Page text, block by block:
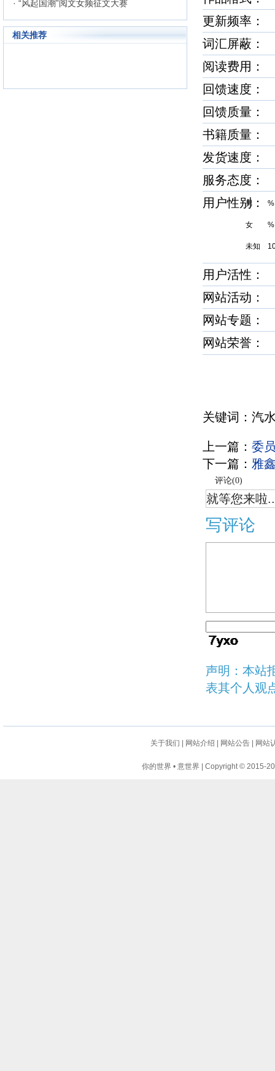
· “风起国潮”阅文女频征文大赛
相关推荐
更新频率
词汇屏蔽
阅读费用：
回馈速度
回馈质量
书籍质量
发货速度
服务态度
用户性别
男 %
女 %
未知
用户活性
网站活动：
网站专题：
网站荣誉
关键词：汽
上一篇： 委
下一篇： 雅
评论(0)
就等您来啦
写评论
声明：本站
表其个人观
关于我们 网站介绍 网站公告 网站
你的世界 • 意世界 | Copyright © 2015-